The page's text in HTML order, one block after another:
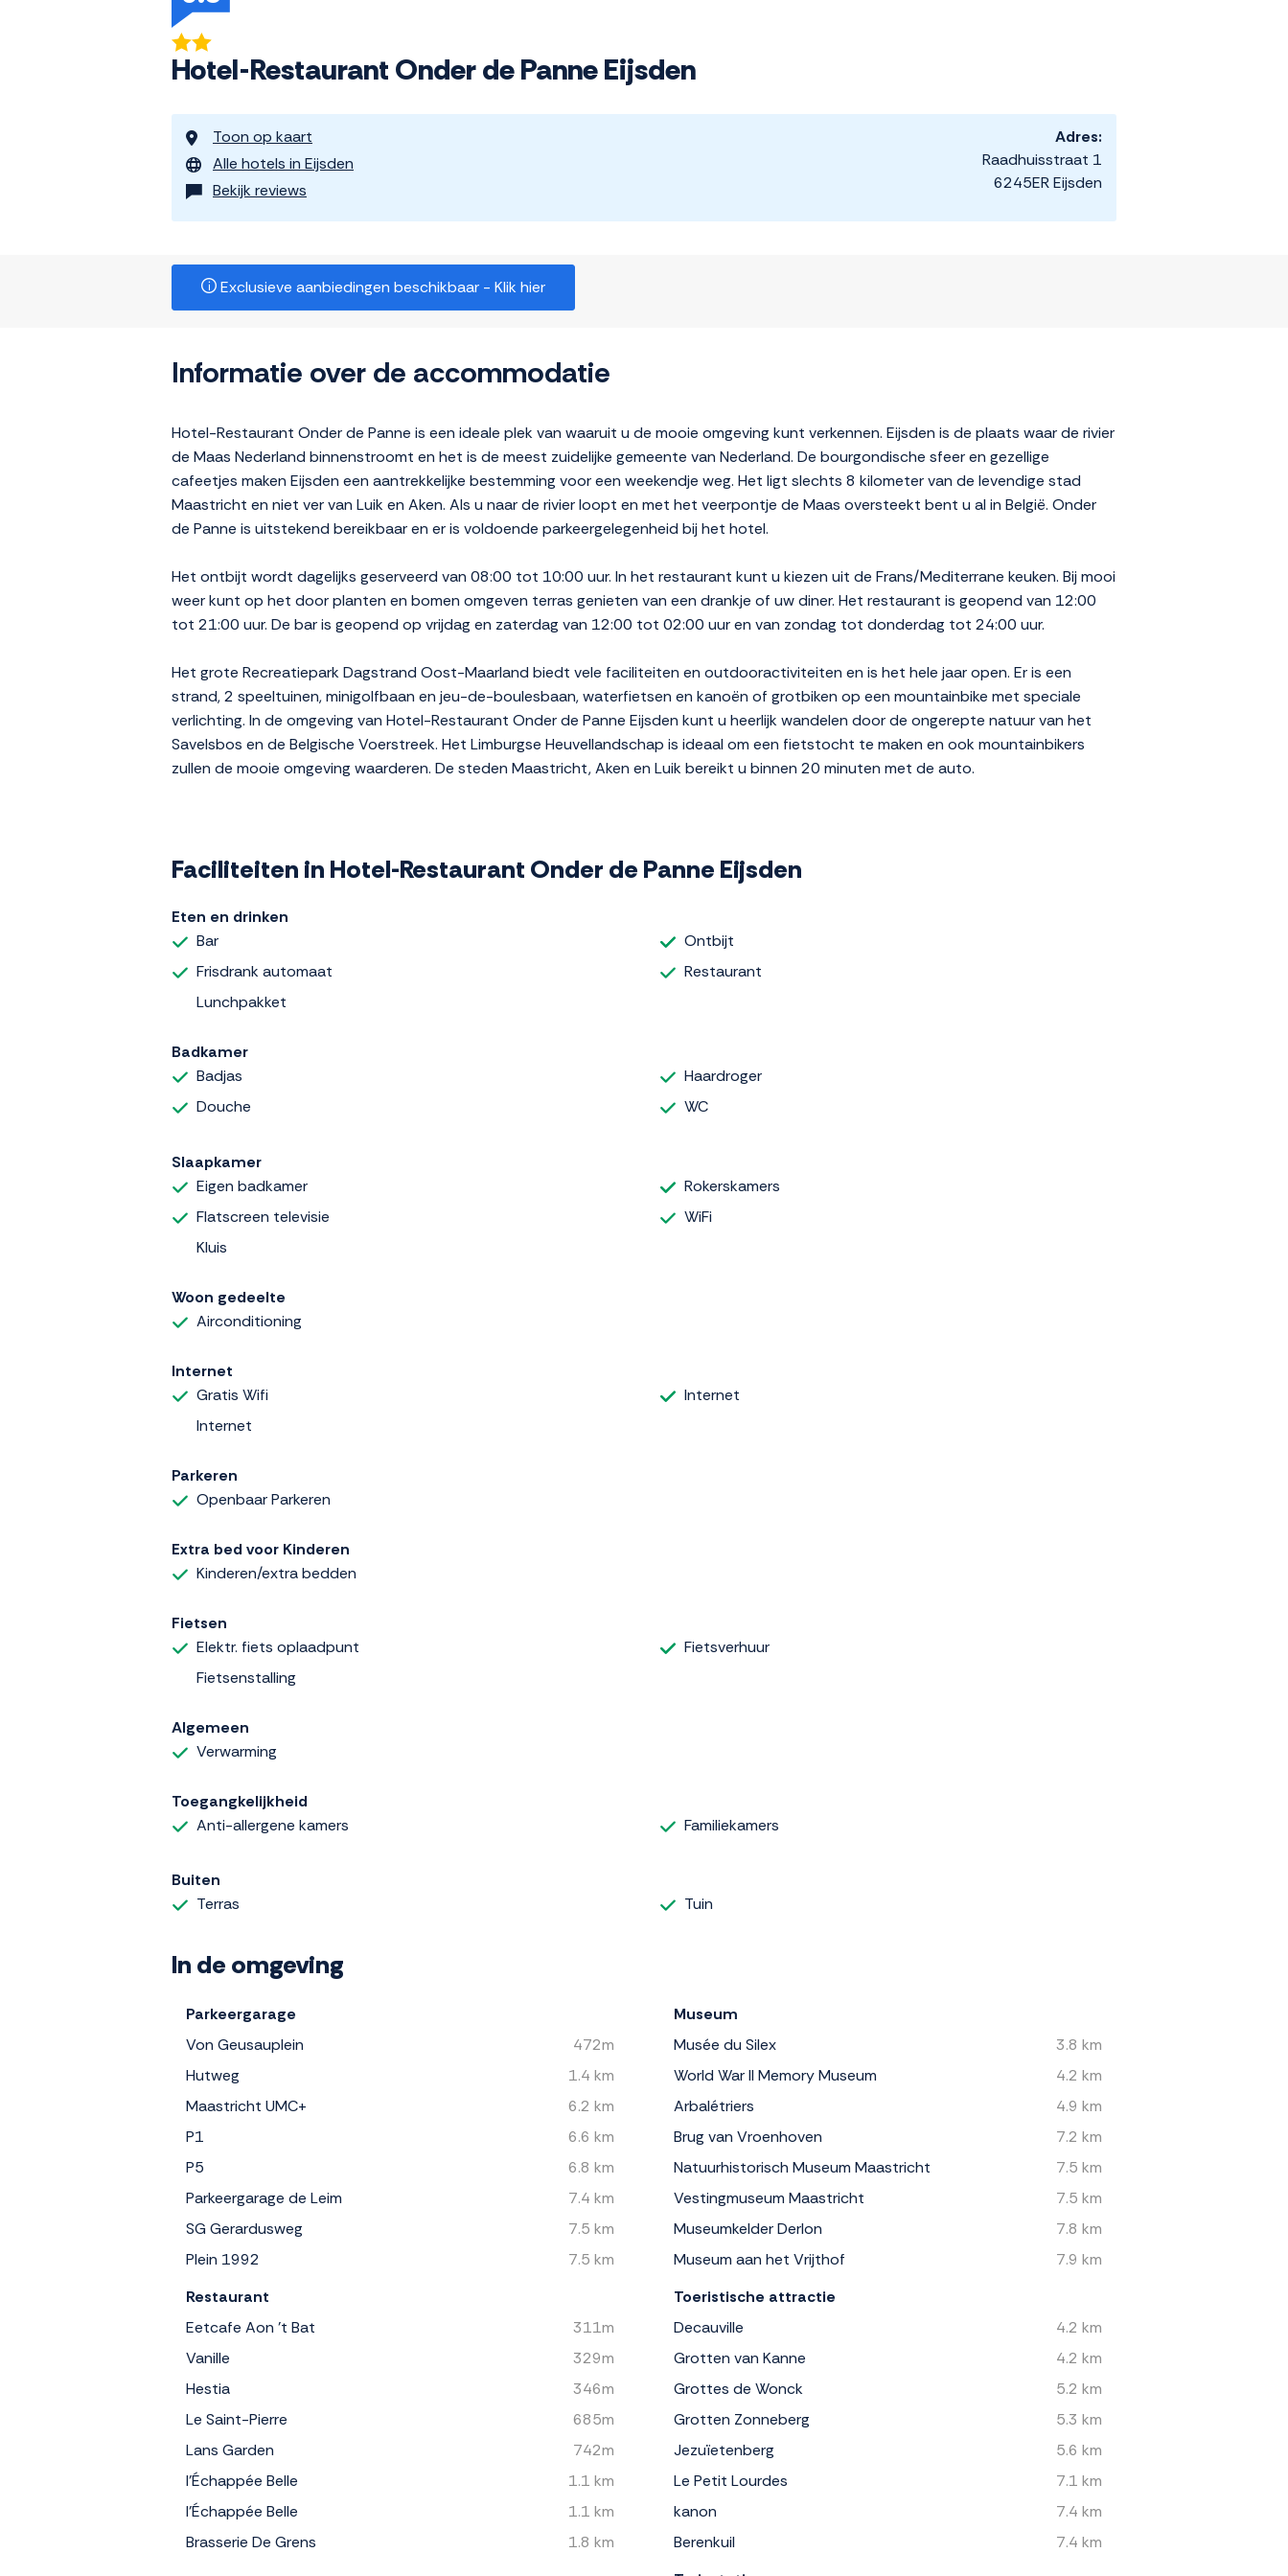
Hotel-Restaurant Onder de Panne Eijsden
Toon op kaart
Alle hotels in Eijsden
Bekijk reviews
Adres:
Raadhuisstraat 1
6245ER Eijsden
Exclusieve aanbiedingen beschikbaar - Klik hier
Informatie over de accommodatie
Hotel-Restaurant Onder de Panne is een ideale plek van waaruit u de mooie omgeving kunt verkennen. Eijsden is de plaats waar de rivier
de Maas Nederland binnenstroomt en het is de meest zuidelijke gemeente van Nederland. De bourgondische sfeer en gezellige
cafeetjes maken Eijsden een aantrekkelijke bestemming voor een weekendje weg. Het ligt slechts 8 kilometer van de levendige stad
Maastricht en niet ver van Luik en Aken. Als u naar de rivier loopt en met het veerpontje de Maas oversteekt bent u al in België. Onder
de Panne is uitstekend bereikbaar en er is voldoende parkeergelegenheid bij het hotel.
Het ontbijt wordt dagelijks geserveerd van 08:00 tot 10:00 uur. In het restaurant kunt u kiezen uit de Frans/Mediterrane keuken. Bij mooi
weer kunt op het door planten en bomen omgeven terras genieten van een drankje of uw diner. Het restaurant is geopend van 12:00
tot 21:00 uur. De bar is geopend op vrijdag en zaterdag van 12:00 tot 02:00 uur en van zondag tot donderdag tot 24:00 uur.
Het grote Recreatiepark Dagstrand Oost-Maarland biedt vele faciliteiten en outdooractiviteiten en is het hele jaar open. Er is een
strand, 2 speeltuinen, minigolfbaan en jeu-de-boulesbaan, waterfietsen en kanoën of grotbiken op een mountainbike met speciale
verlichting. In de omgeving van Hotel-Restaurant Onder de Panne Eijsden kunt u heerlijk wandelen door de ongerepte natuur van het
Savelsbos en de Belgische Voerstreek. Het Limburgse Heuvellandschap is ideaal om een fietstocht te maken en ook mountainbikers
zullen de mooie omgeving waarderen. De steden Maastricht, Aken en Luik bereikt u binnen 20 minuten met de auto.
Faciliteiten in Hotel-Restaurant Onder de Panne Eijsden
Eten en drinken
Bar
Frisdrank automaat
Lunchpakket
Ontbijt
Restaurant
Badkamer
Badjas
Douche
Haardroger
WC
Slaapkamer
Eigen badkamer
Flatscreen televisie
Kluis
Rokerskamers
WiFi
Woon gedeelte
Airconditioning
Internet
Gratis Wifi
Internet
Internet
Parkeren
Openbaar Parkeren
Extra bed voor Kinderen
Kinderen/extra bedden
Fietsen
Elektr. fiets oplaadpunt
Fietsenstalling
Fietsverhuur
Algemeen
Verwarming
Toegangkelijkheid
Anti-allergene kamers
Familiekamers
Buiten
Terras
Tuin
In de omgeving
Parkeergarage
Von Geusauplein
472m
Hutweg
1.4 km
Maastricht UMC+
6.2 km
P1
6.6 km
P5
6.8 km
Parkeergarage de Leim
7.4 km
SG Gerardusweg
7.5 km
Plein 1992
7.5 km
Restaurant
Eetcafe Aon 't Bat
311m
Vanille
329m
Hestia
346m
Le Saint-Pierre
685m
Lans Garden
742m
l’Échappée Belle
1.1 km
l’Échappée Belle
1.1 km
Brasserie De Grens
1.8 km
Museum
Musée du Silex
3.8 km
World War II Memory Museum
4.2 km
Arbalétriers
4.9 km
Brug van Vroenhoven
7.2 km
Natuurhistorisch Museum Maastricht
7.5 km
Vestingmuseum Maastricht
7.5 km
Museumkelder Derlon
7.8 km
Museum aan het Vrijthof
7.9 km
Toeristische attractie
Decauville
4.2 km
Grotten van Kanne
4.2 km
Grottes de Wonck
5.2 km
Grotten Zonneberg
5.3 km
Jezuïetenberg
5.6 km
Le Petit Lourdes
7.1 km
kanon
7.4 km
Berenkuil
7.4 km